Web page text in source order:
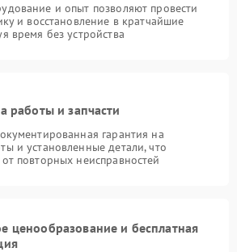
и опыт позволяют провести
и восстановление в кратчайшие
время без устройства
работы и запчасти
гарантия на
и установленные детали, что
повторных неисправностей
ценообразование и бесплатная